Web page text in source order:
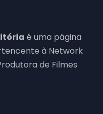
é uma página
à Network
de Filmes